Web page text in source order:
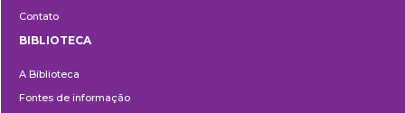
Contato
BIBLIOTECA
A Biblioteca
Fontes de informação